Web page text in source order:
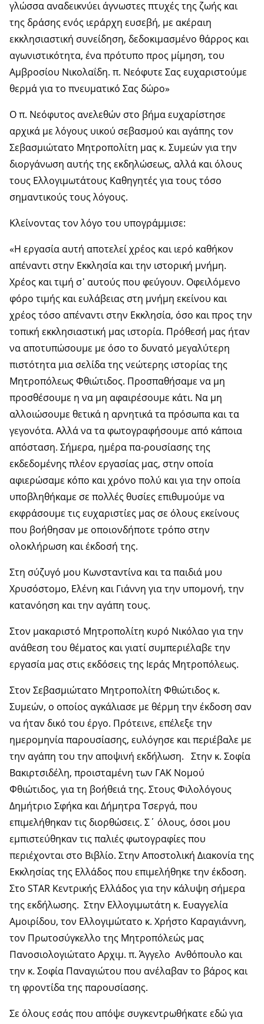
γλώσσα αναδεικνύει άγνωστες πτυχές της ζωής και
της δράσης ενός ιεράρχη ευσεβή, με ακέραιη
εκκλησιαστική συνείδηση, δεδοκιμασμένο θάρρος και
αγωνιστικότητα, ένα πρότυπο προς μίμηση, του
Αμβροσίου Νικολαΐδη. π. Νεόφυτε Σας ευχαριστούμε
θερμά για το πνευματικό Σας δώρο»
Ο π. Νεόφυτος ανελεθών στο βήμα ευχαρίστησε
αρχικά με λόγους υικού σεβασμού και αγάπης τον
Σεβασμιώτατο Μητροπολίτη μας κ. Συμεών για την
διοργάνωση αυτής της εκδηλώσεως, αλλά και όλους
τους Ελλογιμωτάτους Καθηγητές για τους τόσο
σημαντικούς τους λόγους.
Κλείνοντας τον λόγο του υπογράμμισε:
«Η εργασία αυτή αποτελεί χρέος και ιερό καθήκον
απέναντι στην Εκκλησία και την ιστορική μνήμη.
Χρέος και τιμή σ᾿ αυτούς που φεύγουν. Οφειλόμενο
φόρο τιμής και ευλάβειας στη μνήμη εκείνου και
χρέος τόσο απέναντι στην Εκκλησία, όσο και προς την
τοπική εκκλησιαστική μας ιστορία. Πρόθεσή μας ήταν
να αποτυπώσουμε με όσο το δυνατό μεγαλύτερη
πιστότητα μια σελίδα της νεώτερης ιστορίας της
Μητροπόλεως Φθιώτιδος. Προσπαθήσαμε να μη
προσθέσουμε η να μη αφαιρέσουμε κάτι. Να μη
αλλοιώσουμε θετικά η αρνητικά τα πρόσωπα και τα
γεγονότα. Αλλά να τα φωτογραφήσουμε από κάποια
απόσταση. Σήμερα, ημέρα πα-ρουσίασης της
εκδεδομένης πλέον εργασίας μας, στην οποία
αφιερώσαμε κόπο και χρόνο πολύ και για την οποία
υποβληθήκαμε σε πολλές θυσίες επιθυμούμε να
εκφράσουμε τις ευχαριστίες μας σε όλους εκείνους
που βοήθησαν με οποιονδήποτε τρόπο στην
ολοκλήρωση και έκδοσή της.
Στη σύζυγό μου Κωνσταντίνα και τα παιδιά μου
Χρυσόστομο, Ελένη και Γιάννη για την υπομονή, την
κατανόηση και την αγάπη τους.
Στον μακαριστό Μητροπολίτη κυρό Νικόλαο για την
ανάθεση του θέματος και γιατί συμπεριέλαβε την
εργασία μας στις εκδόσεις της Ιεράς Μητροπόλεως.
Στον Σεβασμιώτατο Μητροπολίτη Φθιώτιδος κ.
Συμεών, ο οποίος αγκάλιασε με θέρμη την έκδοση σαν
να ήταν δικό του έργο. Πρότεινε, επέλεξε την
ημερομηνία παρουσίασης, ευλόγησε και περιέβαλε με
την αγάπη του την αποψινή εκδήλωση. Στην κ. Σοφία
Βακιρτσιδέλη, προισταμένη των ΓΑΚ Νομού
Φθιώτιδος, για τη βοήθειά της. Στους Φιλολόγους
Δημήτριο Σφήκα και Δήμητρα Τσεργά, που
επιμελήθηκαν τις διορθώσεις. Σ΄ όλους, όσοι μου
εμπιστεύθηκαν τις παλιές φωτογραφίες που
περιέχονται στο Βιβλίο. Στην Αποστολική Διακονία της
Εκκλησίας της Ελλάδος που επιμελήθηκε την έκδοση.
Στο STAR Κεντρικής Ελλάδος για την κάλυψη σήμερα
της εκδήλωσης. Στην Ελλογιμωτάτη κ. Ευαγγελία
Αμοιρίδου, τον Ελλογιμώτατο κ. Χρήστο Καραγιάννη,
τον Πρωτοσύγκελλο της Μητροπόλεώς μας
Πανοσιολογιώτατο Αρχιμ. π. Άγγελο Ανθόπουλο και
την κ. Σοφία Παναγιώτου που ανέλαβαν το βάρος και
τη φροντίδα της παρουσίασης.
Σε όλους εσάς που απόψε συγκεντρωθήκατε εδώ για